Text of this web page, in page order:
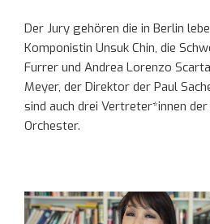
Der Jury gehören die in Berlin
Komponistin Unsuk Chin, die
Furrer und Andrea Lorenzo
Meyer, der Direktor der Paul
sind auch drei Vertreter*innen
Orchester.